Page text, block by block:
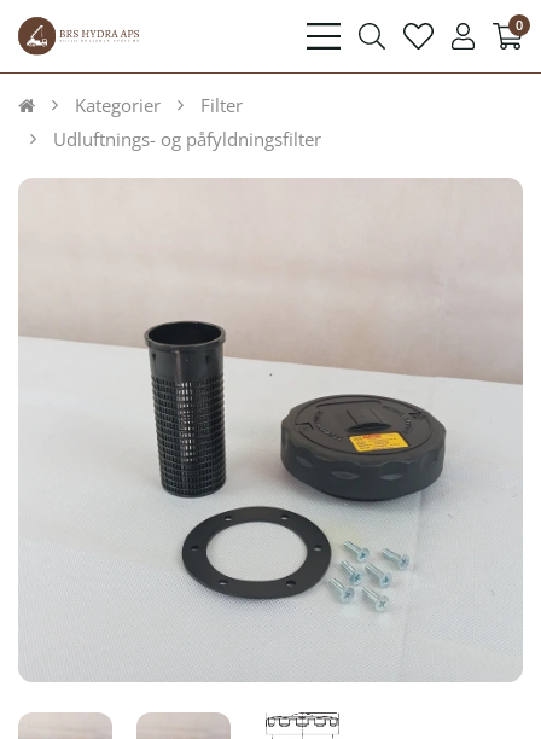
bars
searchheart user 0
Kategorier
Filter
Udluftnings- og påfyldningsfilter